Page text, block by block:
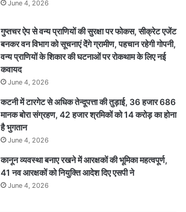
June 4, 2026
गुप्तचर ऐप से वन्य प्राणियों की सुरक्षा पर फोकस, सीक्रेट एजेंट
बनकर वन विभाग को सूचनाएं देेंगे ग्रामीण, पहचान रहेगी गोपनी,
वन्य प्राणियों के शिकार की घटनाओं पर रोकथाम के लिए नई
कवायद
June 4, 2026
कटनी में टारगेट से अधिक तेन्दूपत्ता की तुड़ाई, 36 हजार 686
मानक बोरा संग्रहण, 42 हजार श्रमिकों को 14 करोड़ का होना
है भुगतान
June 4, 2026
कानून व्यवस्था बनाए रखने में आरक्षकों की भूमिका महत्वपूर्ण,
41 नव आरक्षकों को नियुक्ति आदेश दिए एसपी ने
June 4, 2026